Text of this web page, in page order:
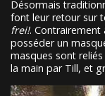
Désormais
font leur retour sur
frei!.
posséder un
masques sont
la main par Till, et